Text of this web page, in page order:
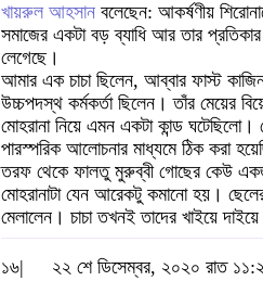
খায়রুল আহসান বলেছেন: আকর্ষণীয়
সমাজের একটা বড় ব্যাধি আর তার
লেগেছে।
আমার এক চাচা ছিলেন, আব্বার ফাস্ট
উচ্চপদস্থ কর্মকর্তা ছিলেন। তাঁর মেয়ের
মোহরানা নিয়ে এমন একটা কান্ড
পারস্পরিক আলোচনার মাধ্যমে ঠিক করা
তরফ থেকে ফালতু মুরুব্বী গোছের কেউ
মোহরানাটা যেন আরেকটু কমানো হয়। ছেলের
মেলালেন। চাচা তখনই তাদের খাইয়ে দাইয়ে
১৬|
২২ শে ডিসেম্বর, ২০২০ রাত